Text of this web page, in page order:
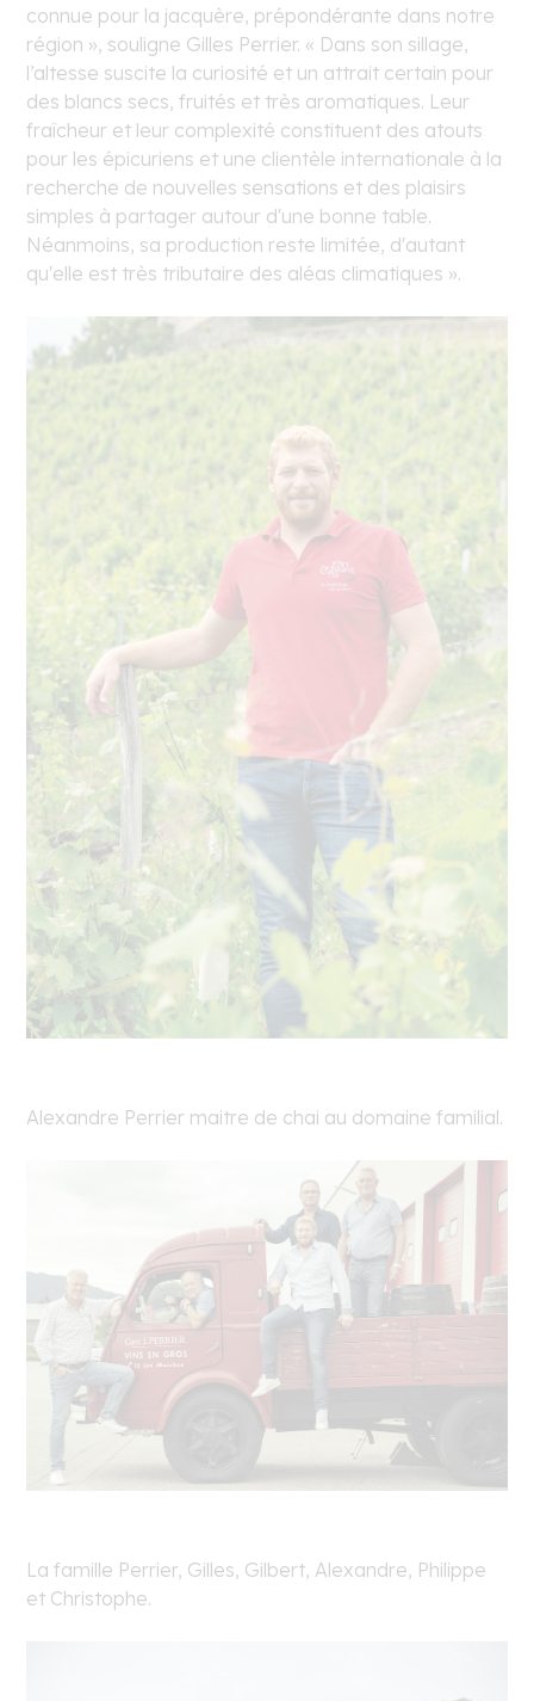
connue pour la jacquère, prépondérante dans notre
région », souligne Gilles Perrier. « Dans son sillage,
l’altesse suscite la curiosité et un attrait certain pour
des blancs secs, fruités et très aromatiques. Leur
fraîcheur et leur complexité constituent des atouts
pour les épicuriens et une clientèle internationale à la
recherche de nouvelles sensations et des plaisirs
simples à partager autour d'une bonne table.
Néanmoins, sa production reste limitée, d'autant
qu'elle est très tributaire des aléas climatiques ».
Alexandre Perrier maitre de chai au domaine familial.
La famille Perrier, Gilles, Gilbert, Alexandre, Philippe
et Christophe.